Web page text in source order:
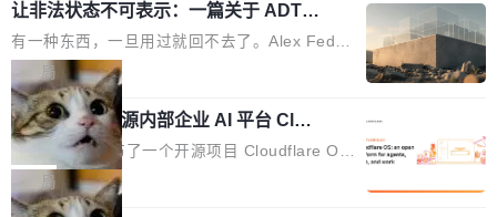
让非法状态不可表示：一篇关于 ADT
的帖子在 Reddit 火了
有一种东西，一旦用过就回不去了。Alex Fedos
eev 管它叫"软件设计的基石"。 他说的东西不新
鲜——代数数据类型（ADT），尤其是和类型
（sum type）。但他说清楚了一件事：这不是类
型系统的学术体操，是日常编码的思维方式。 文
章从一个简单的例子切入。一个网站的深色主题
设置，如果用布尔值 + 可空字段来表示——bool
局
Cloudflare 开源内部企业 AI 平台 Clou
dflare OS
Cloudflare 发布了一个开源项目 Cloudflare O
S。如果你只看官方博客，你会觉得这是又一
个"AI 知识库 + 聊天机器人"——每个大厂都在
局